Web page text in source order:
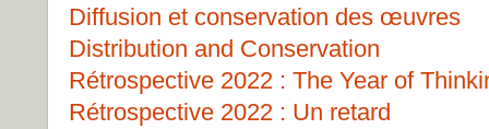
Diffusion et conservation des œuvres
Distribution and Conservation
Rétrospective 2022 : The Year of
Rétrospective 2022 : Un retard